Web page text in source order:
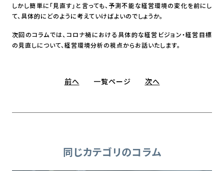
しかし簡単に「見直す」と言っても、予測不能な経営環境の変化を前にし
て、具体的にどのように考えていけばよいのでしょうか。
次回のコラムでは、コロナ禍における具体的な経営ビジョン・経営目標
の見直しについて、経営環境分析の視点からお話いたします。
前へ 一覧ページ 次へ
同じカテゴリのコラム